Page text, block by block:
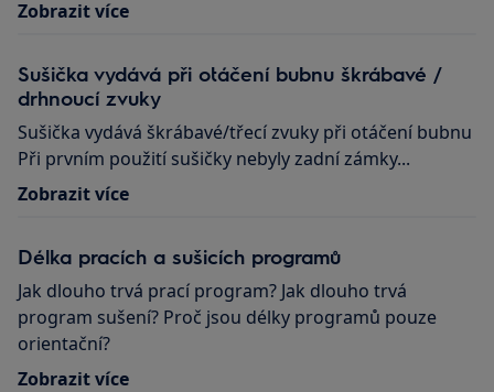
Zobrazit více
Sušička vydává při otáčení bubnu škrábavé /
drhnoucí zvuky
Sušička vydává škrábavé/třecí zvuky při otáčení bubnu
Při prvním použití sušičky nebyly zadní zámky...
Zobrazit více
Délka pracích a sušicích programů
Jak dlouho trvá prací program? Jak dlouho trvá
program sušení? Proč jsou délky programů pouze
orientační?
Zobrazit více